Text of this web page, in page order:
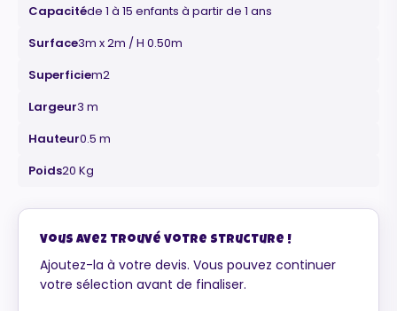
Capacitéde 1 à 15 enfants à partir de 1 ans
Surface3m x 2m / H 0.50m
Superficiem2
Largeur3 m
Hauteur0.5 m
Poids20 Kg
Vous avez trouvé votre structure !
Ajoutez-la à votre devis. Vous pouvez continuer
votre sélection avant de finaliser.
Maurice
Configurateur IA · En ligne